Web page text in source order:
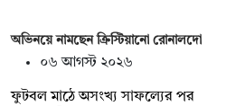
অভিনয়ে নামছেন ক্রিস্টিয়ানো রোনালদো
০৬ আগস্ট ২০২৬
ফুটবল মাঠে অসংখ্য সাফল্যের পর